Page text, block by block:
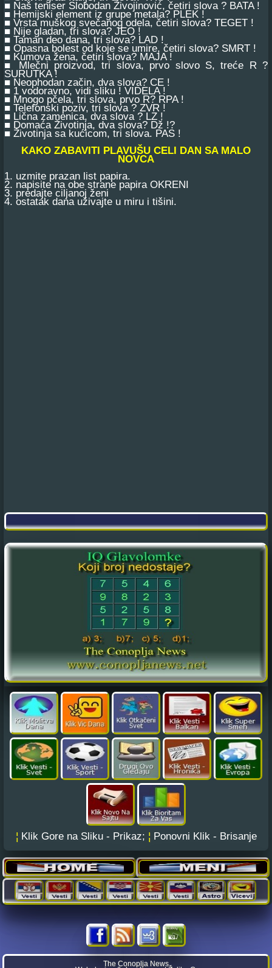
■ Naš teniser Slobodan Živojinović, četiri slova ? BATA !
■ Hemijski element iz grupe metala? PLEK !
■ Vrsta muškog svečanog odela, četiri slova? TEGET !
■ Nije gladan, tri slova? JEO !
■ Taman deo dana, tri slova? LAD !
■ Opasna bolest od koje se umire, četiri slova? SMRT !
■ Kumova žena, četiri slova? MAJA !
■ Mlečni proizvod, tri slova, prvo slovo S, treće R ?
SURUTKA !
■ Neophodan začin, dva slova? CE !
■ 1 vodoravno, vidi sliku ! VIDELA !
■ Mnogo pčela, tri slova, prvo R? RPA !
■ Telefonski poziv, tri slova ? ZVR !
■ Lična zamenica, dva slova ? LZ !
■ Domaća Životinja, dva slova? Dž !?
■ Životinja sa kućicom, tri slova. PAS !
KAKO ZABAVITI PLAVUŠU CELI DAN SA MALO
NOVCA
1. uzmite prazan list papira.
2. napisite na obe strane papira OKRENI
3. predajte ciljanoj ženi
4. ostatak dana uživajte u miru i tišini.
¦ Klik Gore na Sliku - Prikaz; ¦ Ponovni Klik - Brisanje